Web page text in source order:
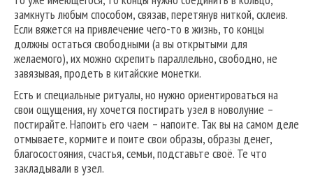
замкнуть любым способом, связав, перетянув ниткой, склеив.
Если вяжется на привлечение чего-то в жизнь, то концы
должны остаться свободными (а вы открытыми для
желаемого), их можно скрепить параллельно, свободно, не
завязывая, продеть в китайские монетки.
Есть и специальные ритуалы, но нужно ориентироваться на
свои ощущения, ну хочется постирать узел в новолуние –
постирайте. Напоить его чаем – напоите. Так вы на самом деле
отмываете, кормите и поите свои образы, образы денег,
благосостояния, счастья, семьи, подставьте своё. Те что
закладывали в узел.